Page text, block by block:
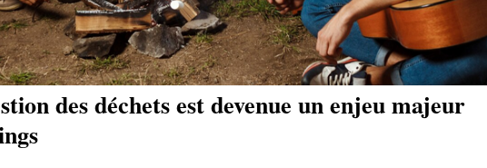
des déchets est devenue un enjeu majeur